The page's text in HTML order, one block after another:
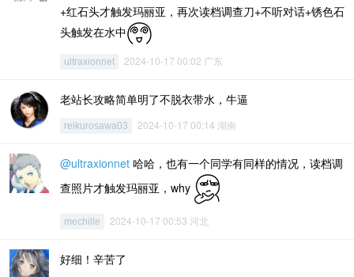
+红石头才触发玛丽亚，再次读档调查刀+不听对话+锈色石
头触发在水中
ultraxionnet 2024-10-17 00:02 广东
老站长攻略简单明了不脱衣带水，牛逼
reikurosawa03 2024-10-17 00:14 湖南
@ultraxionnet 哈哈，也有一个同学有同样的情况，读档调
查照片才触发玛丽亚，why
mechille 2024-10-17 00:53 河北
好细！辛苦了